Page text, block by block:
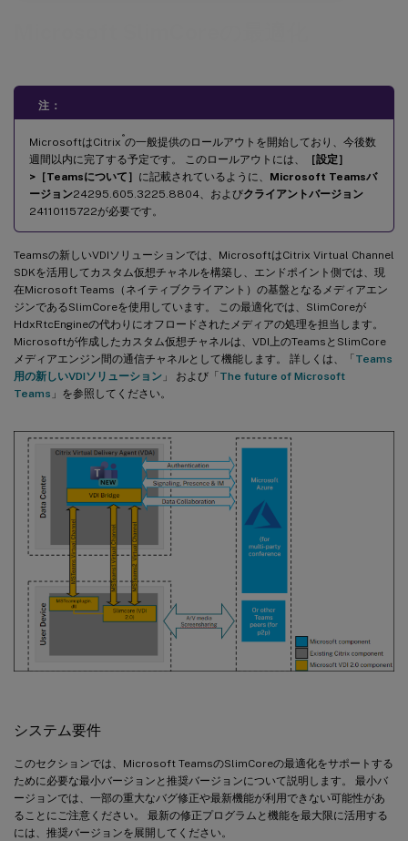
注：
MicrosoftはCitrix ®の一般提供のロールアウトを開始しており、今後数
週間以内に完了する予定です。 このロールアウトには、
［設定］
>［Teamsについて］ に記載されているように、 Microsoft Teamsバ
ージョン24295.605.3225.8804、およびクライアントバージョン
24110115722が必要です。
Teamsの新しいVDIソリューションでは、MicrosoftはCitrix Virtual Channel
SDKを活用してカスタム仮想チャネルを構築し、エンドポイント側では、現
在Microsoft Teams（ネイティブクライアント）の基盤となるメディアエン
ジンであるSlimCoreを使用しています。 この最適化では、SlimCoreが
HdxRtcEngineの代わりにオフロードされたメディアの処理を担当します。
Microsoftが作成したカスタム仮想チャネルは、VDI上のTeamsとSlimCore
メディアエンジン間の通信チャネルとして機能します。 詳しくは、「Teams
用の新しいVDIソリューション 」 および「The future of Microsoft
Teams 」を参照してください。
システム要件
このセクションでは、Microsoft TeamsのSlimCoreの最適化をサポートする
ために必要な最小バージョンと推奨バージョンについて説明します。 最小バ
ージョンでは、一部の重大なバグ修正や最新機能が利用できない可能性があ
ることにご注意ください。 最新の修正プログラムと機能を最大限に活用する
には、推奨バージョンを展開してください。